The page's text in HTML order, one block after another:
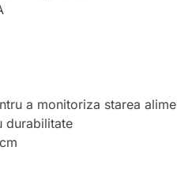
a monitoriza starea
durabilitate